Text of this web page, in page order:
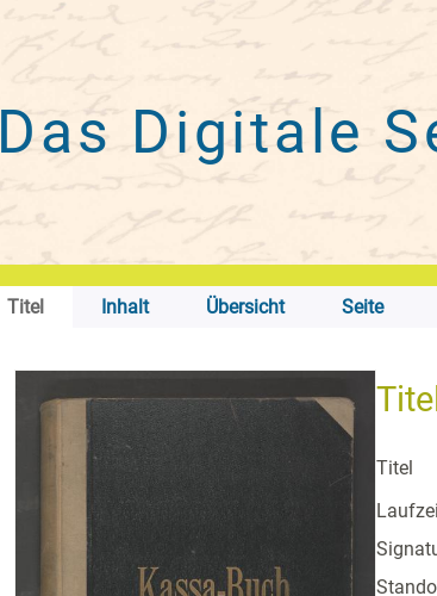
Das Digitale
Titel Inhalt Übersicht Seite
Titel